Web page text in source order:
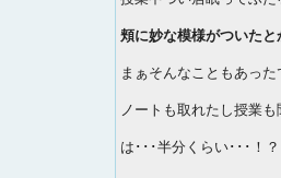
頬に妙な模様がついたと
まぁそんなこともあった
ノートも取れたし授業も
は･･･半分くらい･･･！？